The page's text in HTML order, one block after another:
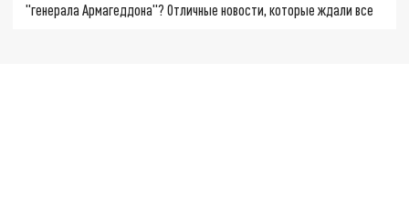
"генерала Армагеддона"? Отличные новости, которые ждали все